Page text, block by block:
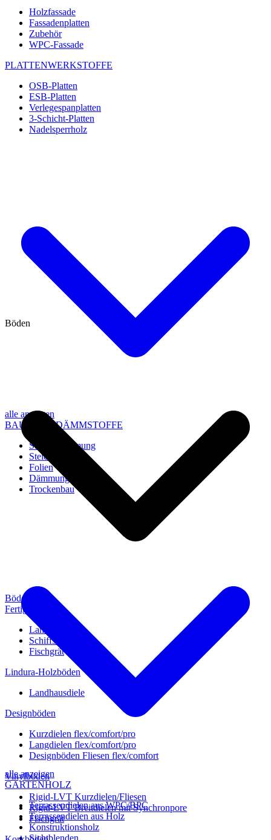
Holzfassade
Fassadenplatten
Zubehör
WPC-Fassade
PLATTENWERKSTOFFE
OSB-Platten
ESB-Platten
Verlegespanplatten
3-Schicht-Platten
Nadelsperrholz
alle anzeigen
BAU- UND DÄMMSTOFFE
Steico Dämmung
Steico Zubehör
Folien
Dämmung
Trockenbau
alle anzeigen
GARTENHOLZ
Terrassendielen aus WPC/BPC
Terrassendielen aus Holz
Konstruktionsholz
Sichtblenden
Böden
Böden
Fertigparkett
Landhausdiele
Schiffsboden
Fischgrät
Lindura-Holzböden
Landhausdiele
Designböden
Kurzdielen flex/comfort/pro
Langdielen flex/comfort/pro
Designböden Fliesen flex/comfort
Vinylböden
Rigid-LVT Kurzdielen/Fliesen
Rigid-LVT Breitdielen mit Synchronpore
Fischgrät